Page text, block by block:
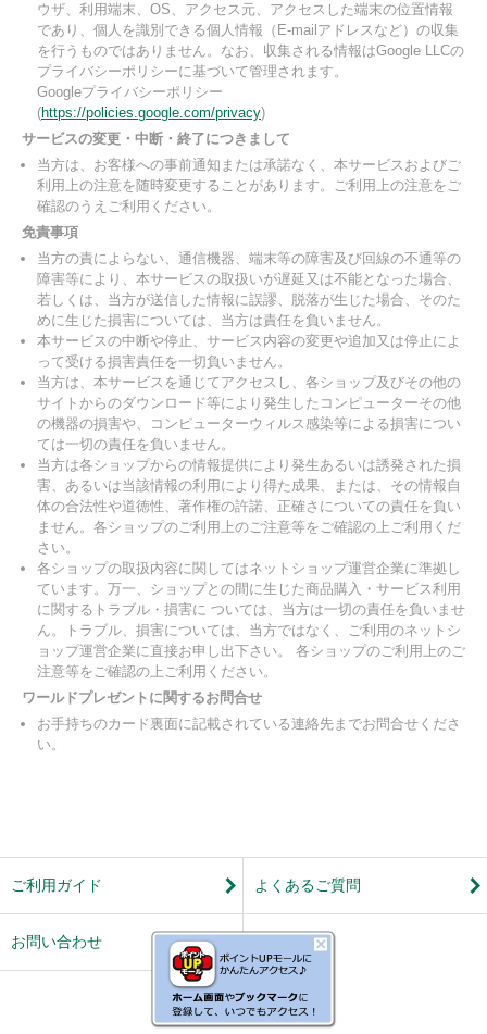
ウザ、利用端末、OS、アクセス元、アクセスした端末の位置情報
であり、個人を識別できる個人情報（E-mailアドレスなど）の収集
を行うものではありません。なお、収集される情報はGoogle LLCの
プライバシーポリシーに基づいて管理されます。
Googleプライバシーポリシー
(https://policies.google.com/privacy)
サービスの変更・中断・終了につきまして
当方は、お客様への事前通知または承諾なく、本サービスおよびご
利用上の注意を随時変更することがあります。ご利用上の注意をご
確認のうえご利用ください。
免責事項
当方の責によらない、通信機器、端末等の障害及び回線の不通等の
障害等により、本サービスの取扱いが遅延又は不能となった場合、
若しくは、当方が送信した情報に誤謬、脱落が生じた場合、そのた
めに生じた損害については、当方は責任を負いません。
本サービスの中断や停止、サービス内容の変更や追加又は停止によ
って受ける損害責任を一切負いません。
当方は、本サービスを通じてアクセスし、各ショップ及びその他の
サイトからのダウンロード等により発生したコンピューターその他
の機器の損害や、コンピューターウィルス感染等による損害につい
ては一切の責任を負いません。
当方は各ショップからの情報提供により発生あるいは誘発された損
害、あるいは当該情報の利用により得た成果、または、その情報自
体の合法性や道徳性、著作権の許諾、正確さについての責任を負い
ません。各ショップのご利用上のご注意等をご確認の上ご利用くだ
さい。
各ショップの取扱内容に関してはネットショップ運営企業に準拠し
ています。万一、ショップとの間に生じた商品購入・サービス利用
に関するトラブル・損害に ついては、当方は一切の責任を負いませ
ん。トラブル、損害については、当方ではなく、ご利用のネットシ
ョップ運営企業に直接お申し出下さい。 各ショップのご利用上のご
注意等をご確認の上ご利用ください。
ワールドプレゼントに関するお問合せ
お手持ちのカード裏面に記載されている連絡先までお問合せくださ
い。
ご利用ガイド よくあるご質問
お問い合わせ